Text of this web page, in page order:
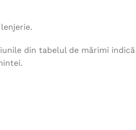
din tabelul de mărimi